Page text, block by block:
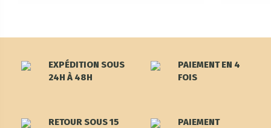
EXPÉDITION SOUS
24H À 48H
PAIEMENT EN 4
FOIS
RETOUR SOUS 15
PAIEMENT